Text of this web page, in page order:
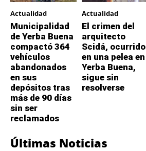
Actualidad
Municipalidad
de Yerba Buena
compactó 364
vehículos
abandonados
en sus
depósitos tras
más de 90 días
sin ser
reclamados
Actualidad
El crimen del
arquitecto
Scidá, ocurrido
en una pelea en
Yerba Buena,
sigue sin
resolverse
Últimas Noticias